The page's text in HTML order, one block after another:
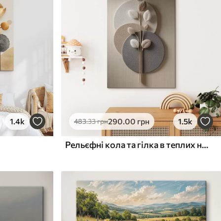
1.4k 483.33грн290.00 грн 1.5k
Рельєфні кола та гілка в теплих нейтральних тонах